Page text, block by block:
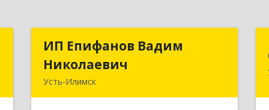
ИП Епифанов Вадим
Николаевич
Усть-Илимск
ИП Епифанов Вадим